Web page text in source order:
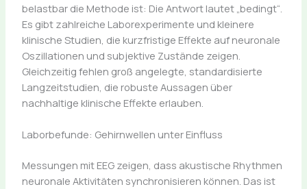
belastbar die Methode ist: Die Antwort lautet „bedingt“.
Es gibt zahlreiche Laborexperimente und kleinere
klinische Studien, die kurzfristige Effekte auf neuronale
Oszillationen und subjektive Zustände zeigen.
Gleichzeitig fehlen groß angelegte, standardisierte
Langzeitstudien, die robuste Aussagen über
nachhaltige klinische Effekte erlauben.
Laborbefunde: Gehirnwellen unter Einfluss
Messungen mit EEG zeigen, dass akustische Rhythmen
neuronale Aktivitäten synchronisieren können. Das ist